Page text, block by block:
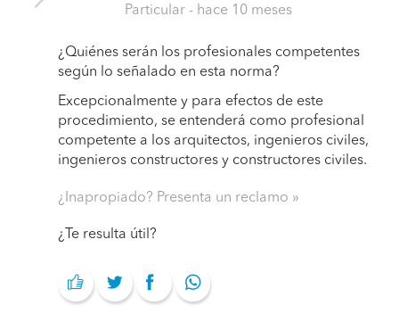
Particular - hace 10 meses
¿Quiénes serán los profesionales competentes
según lo señalado en esta norma?
Excepcionalmente y para efectos de este
procedimiento, se entenderá como profesional
competente a los arquitectos, ingenieros civiles,
ingenieros constructores y constructores civiles.
¿Inapropiado? Presenta un reclamo
¿Te resulta útil?